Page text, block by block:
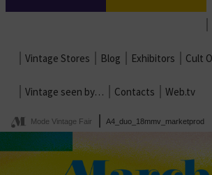
Vintage Stores Blog Exhibitors Cult
Vintage seen by… Contacts Web.tv
Mode Vintage Fair A4_duo_18mmv_marketprod